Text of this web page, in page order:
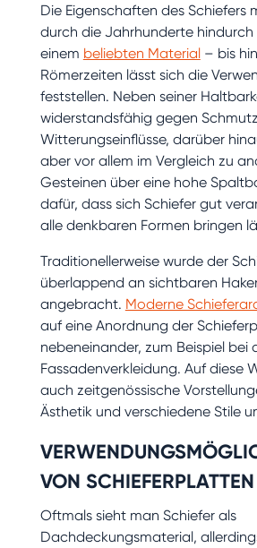
Die Eigenschaften des Schiefers
durch die Jahrhunderte hindurch
einem beliebten Material– bis
Römerzeiten lässt sich die
feststellen. Neben seiner
widerstandsfähig gegen
Witterungseinflüsse, darüber
aber vor allem im Vergleich zu
Gesteinen über eine hohe
dafür, dass sich Schiefer gut
alle denkbaren Formen bringen
Traditionellerweise wurde der
überlappend an sichtbaren
angebracht. Moderne
auf eine Anordnung der
nebeneinander, zum Beispiel bei
Fassadenverkleidung. Auf diese
auch zeitgenössische
Ästhetik und verschiedene Stile
VON SCHIEFERPLATTEN
Oftmals sieht man Schiefer als
Dachdeckungsmaterial,